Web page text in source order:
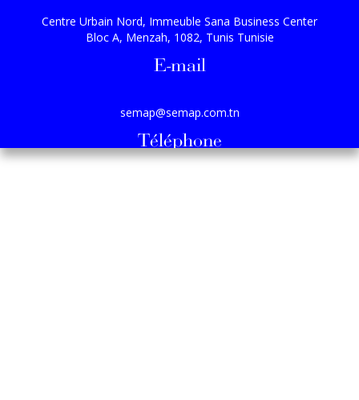
Centre Urbain Nord, Immeuble Sana Business Center
Bloc A, Menzah, 1082, Tunis Tunisie
E-mail
semap@semap.com.tn
Téléphone